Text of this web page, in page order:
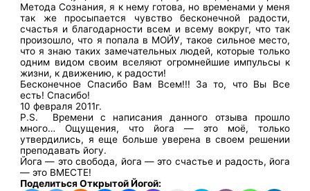
Метода Сознания, я к нему готова, но временами у меня
так же просыпается чувство бесконечной радости,
счастья и благодарности всем и всему вокруг, что так
произошло, что я попала в МОЙУ, такое сильное место,
что я знаю таких замечательных людей, которые только
одним видом своим вселяют огромнейшие импульсы к
жизни, к движению, к радости!
Бесконечное Спасибо Вам Всем!!! За то, что Вы Все
есть! Спасибо!
10 февраля 2011г.
P.S. Времени с написания данного отзыва прошло
много… Ощущения, что йога — это моё, только
утвердились, я еще больше уверена в своем решении
преподавать йогу.
Йога — это свобода, йога — это счастье и радость, йога
— это ВМЕСТЕ!
Поделиться Открытой Йогой: